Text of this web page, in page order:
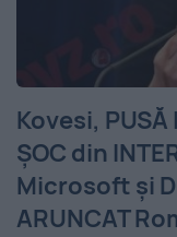
Kovesi,
ȘOC din
Microsoft și
ARUNCAT